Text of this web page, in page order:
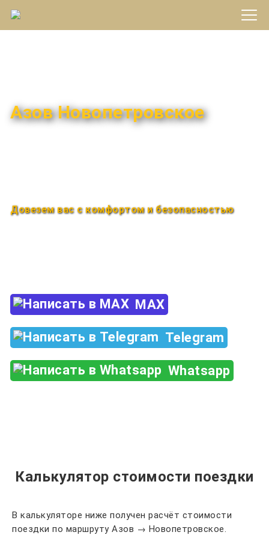
Азов Новопетровское
Довезем вас с комфортом и безопасностью
MAX
Telegram
Whatsapp
Калькулятор стоимости поездки
В калькуляторе ниже получен расчёт стоимости
поездки по маршруту Азов → Новопетровское.